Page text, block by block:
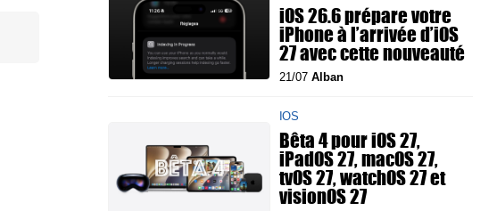
iOS 26.6 prépare votre
iPhone à l’arrivée d’iOS
27 avec cette nouveauté
21/07 Alban
IOS
Bêta 4 pour iOS 27,
iPadOS 27, macOS 27,
tvOS 27, watchOS 27 et
visionOS 27